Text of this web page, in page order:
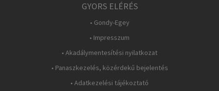
GYORS ELÉRÉS
• Gondy-Egey
• Impresszum
• Akadálymentesítési nyilatkozat
• Panaszkezelés, közérdekű bejelentés
• Adatkezelési tájékoztató